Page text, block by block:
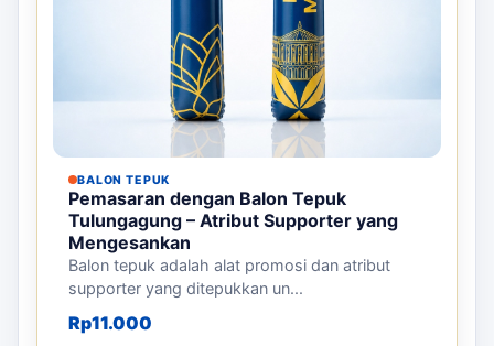
BALON TEPUK
Pemasaran dengan Balon Tepuk
Tulungagung – Atribut Supporter yang
Mengesankan
Balon tepuk adalah alat promosi dan atribut
supporter yang ditepukkan un...
Rp11.000